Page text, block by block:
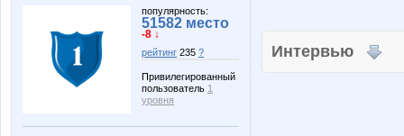
популярность:
51582 место
-8 ↓
рейтинг 235 ?
Привилегированный
пользователь 1
уровня
Интервью